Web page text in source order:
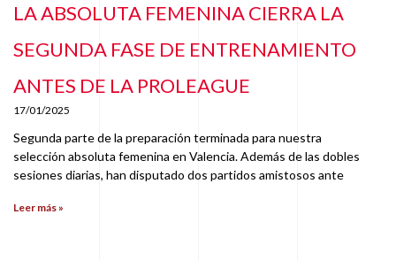
LA ABSOLUTA FEMENINA CIERRA LA
SEGUNDA FASE DE ENTRENAMIENTO
ANTES DE LA PROLEAGUE
17/01/2025
Segunda parte de la preparación terminada para nuestra
selección absoluta femenina en Valencia. Además de las dobles
sesiones diarias, han disputado dos partidos amistosos ante
Leer más »